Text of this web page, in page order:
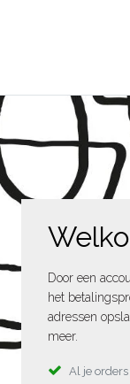
Door een
het
adressen
meer.
Al je